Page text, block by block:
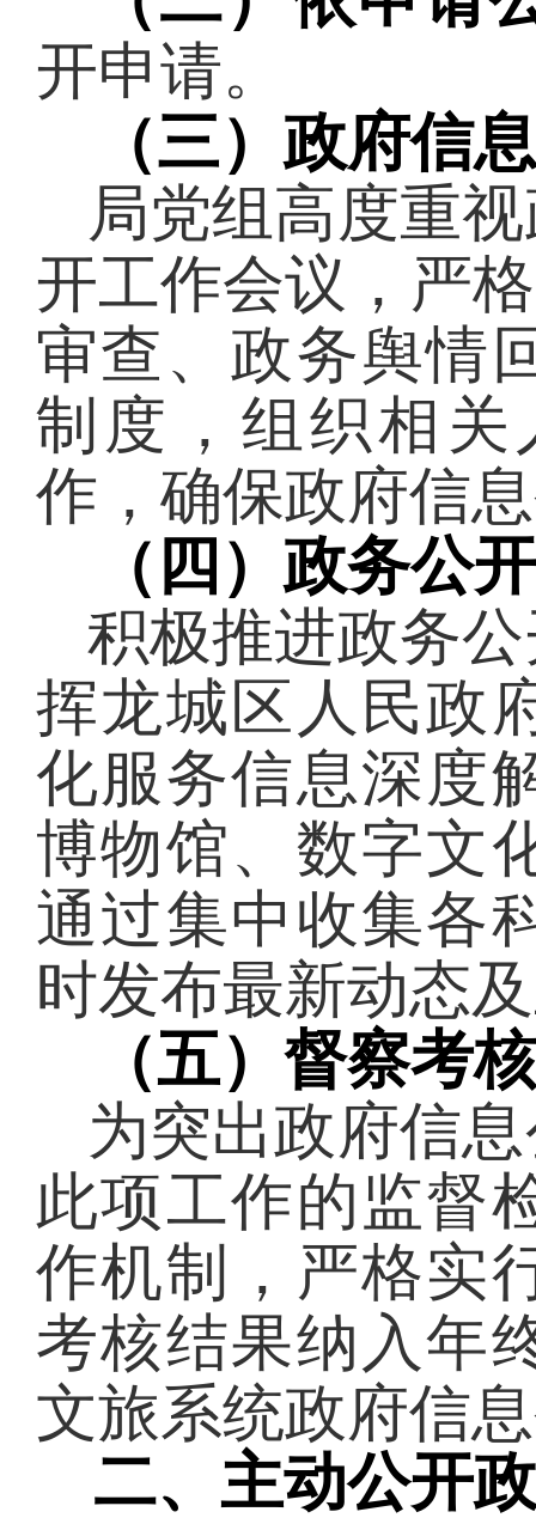
开申请。
（三）政府信
局党组高度重
开工作会议，严
审查、政务舆情
制度，组织相
作， 确保政府信
（四）政务公
积极推进政务
挥龙城区人民政
化服务信息深度
博物馆、数字文
通过集中收集各
时发布最新动态
（五）督察考
为突出政府信
此项工作的 监督
作机制，严格实
考核结果纳入年
文旅系统政府信
二、主动公开